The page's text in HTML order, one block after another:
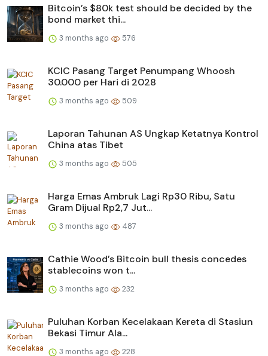
Bitcoin’s $80k test should be decided by the
bond market thi...
3 months ago 576
KCIC Pasang Target Penumpang Whoosh
30.000 per Hari di 2028
3 months ago 509
Laporan Tahunan AS Ungkap Ketatnya Kontrol
China atas Tibet
3 months ago 505
Harga Emas Ambruk Lagi Rp30 Ribu, Satu
Gram Dijual Rp2,7 Jut...
3 months ago 487
Cathie Wood’s Bitcoin bull thesis concedes
stablecoins won t...
3 months ago 232
Puluhan Korban Kecelakaan Kereta di Stasiun
Bekasi Timur Ala...
3 months ago 228